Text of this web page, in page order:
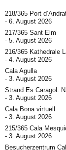
218/365 Port
6. August 2026
217/365 Sant Elm
5. August 2026
216/365 Kathedrale
4. August 2026
Cala Agulla
3. August 2026
Strand Es Caragol:
3. August 2026
Cala Bona virtuell
3. August 2026
215/365 Cala
3. August 2026
Besucherzentrum